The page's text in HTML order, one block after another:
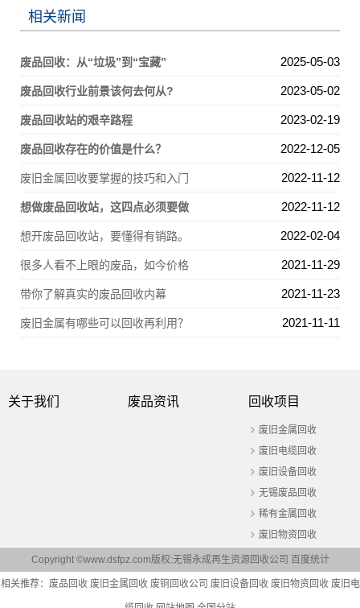
相关新闻
废品回收：从“垃圾”到“宝藏” 2025-05-03
废品回收行业前景该何去何从? 2023-05-02
废品回收站的艰辛路程 2023-02-19
废品回收存在的价值是什么？ 2022-12-05
废旧金属回收要掌握的技巧和入门 2022-11-12
想做废品回收站，这四点必须要做 2022-11-12
想开废品回收站，要懂得有销路。 2022-02-04
很多人看不上眼的废品，如今价格 2021-11-29
带你了解真实的废品回收内幕 2021-11-23
废旧金属有哪些可以回收再利用？ 2021-11-11
关于我们 废品资讯 回收项目
废旧金属回收
废旧电缆回收
废旧设备回收
无锡废品回收
稀有金属回收
废旧物资回收
Copyright ©www.dsfpz.com版权:无锡永成再生资源回收公司 百度统计
相关推荐： 废品回收 废旧金属回收 废铜回收公司 废旧设备回收 废旧物资回收 废旧电